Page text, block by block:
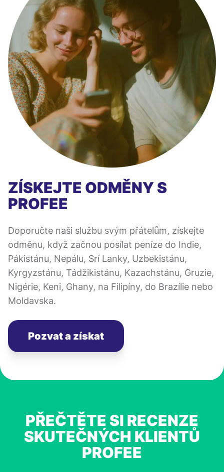
ZÍSKEJTE ODMĚNY S
PROFEE
Doporučte naši službu svým přátelům, získejte
odměnu, když začnou posílat peníze do Indie,
Pákistánu, Nepálu, Srí Lanky, Uzbekistánu,
Kyrgyzstánu, Tádžikistánu, Kazachstánu, Gruzie,
Nigérie, Keni, Ghany, na Filipíny, do Brazílie nebo
Moldavska.
Pozvat a získat
PŘEČTĚTE SI RECENZE
SKUTEČNÝCH KLIENTŮ
PROFEE